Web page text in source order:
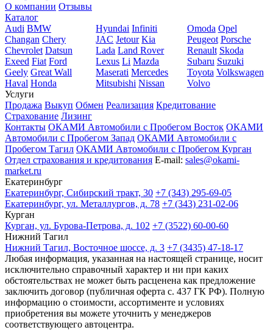
О компании Отзывы
Каталог
Audi BMW
Changan Chery
Chevrolet Datsun
Exeed Fiat Ford
Geely Great Wall
Haval Honda
Hyundai Infiniti
JAC Jetour Kia
Lada Land Rover
Lexus Li Mazda
Maserati Mercedes
Mitsubishi Nissan
Omoda Opel
Peugeot Porsche
Renault Skoda
Subaru Suzuki
Toyota Volkswagen
Volvo
Услуги
Продажа Выкуп Обмен Реализация Кредитование
Страхование Лизинг
Контакты ОКАМИ Автомобили с Пробегом Восток ОКАМИ
Автомобили с Пробегом Запад ОКАМИ Автомобили с
Пробегом Тагил ОКАМИ Автомобили с Пробегом Курган
Отдел страхования и кредитования E-mail: sales@okami-
market.ru
Екатеринбург
Екатеринбург, Сибирский тракт, 30 +7 (343) 295-69-05
Екатеринбург, ул. Металлургов, д. 78 +7 (343) 231-02-06
Курган
Курган, ул. Бурова-Петрова, д. 102 +7 (3522) 60-00-60
Нижний Тагил
Нижний Тагил, Восточное шоссе, д. 3 +7 (3435) 47-18-17
Любая информация, указанная на настоящей странице, носит
исключительно справочный характер и ни при каких
обстоятельствах не может быть расценена как предложение
заключить договор (публичная оферта с. 437 ГК РФ). Полную
информацию о стоимости, ассортименте и условиях
приобретения вы можете уточнить у менеджеров
соответствующего автоцентра.